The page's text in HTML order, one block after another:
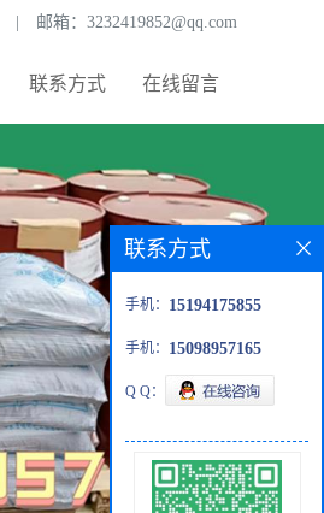
邮箱： 3232419852@qq.com
联系方式 在线留言
联系方式
手机： 15194175855
手机： 15098957165
Q Q：